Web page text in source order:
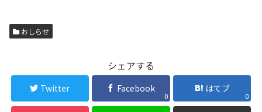
おしらせ
シェアする
Twitter Facebook
0
はてブ
0